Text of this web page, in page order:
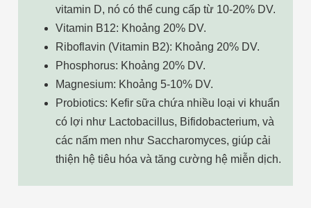
vitamin D, nó có thể cung cấp từ 10-20% DV.
Vitamin B12: Khoảng 20% DV.
Riboflavin (Vitamin B2): Khoảng 20% DV.
Phosphorus: Khoảng 20% DV.
Magnesium: Khoảng 5-10% DV.
Probiotics: Kefir sữa chứa nhiều loại vi khuẩn
có lợi như Lactobacillus, Bifidobacterium, và
các nấm men như Saccharomyces, giúp cải
thiện hệ tiêu hóa và tăng cường hệ miễn dịch.